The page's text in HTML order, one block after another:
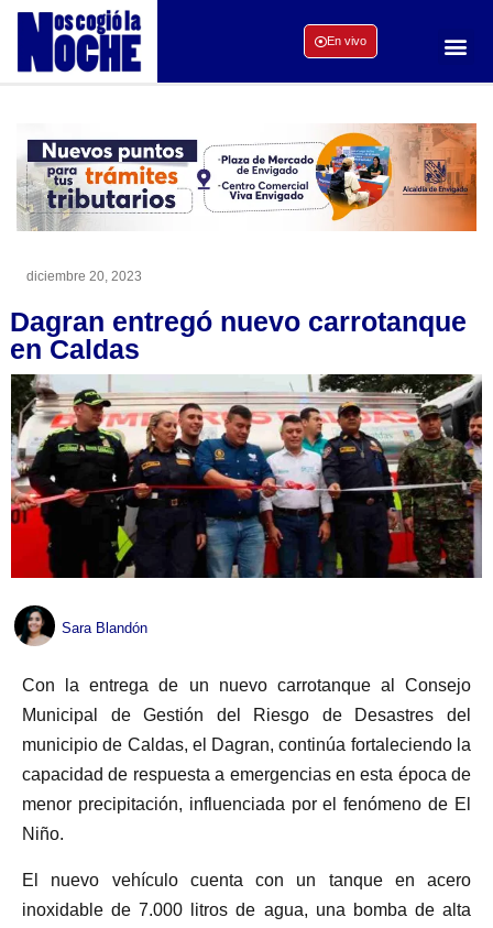
En vivo
diciembre 20, 2023
Dagran entregó nuevo carrotanque
en Caldas
Sara Blandón
Con la entrega de un nuevo carrotanque al Consejo
Municipal de Gestión del Riesgo de Desastres del
municipio de Caldas, el Dagran, continúa fortaleciendo la
capacidad de respuesta a emergencias en esta época de
menor precipitación, influenciada por el fenómeno de El
Niño.
El nuevo vehículo cuenta con un tanque en acero
inoxidable de 7.000 litros de agua, una bomba de alta